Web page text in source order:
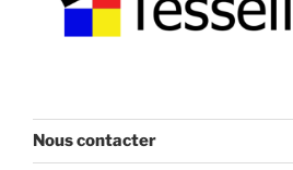
Nous contacter